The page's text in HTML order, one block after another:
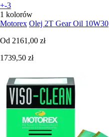
+-3
1 kolorów
Motorex Olej 2T Gear Oil 10W30
Od 2161,00 zł
1739,50 zł